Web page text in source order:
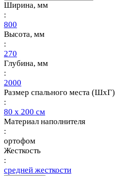
Ширина, мм
:
800
Высота, мм
:
270
Глубина, мм
:
2000
Размер спального места (ШхГ)
:
80 х 200 см
Материал наполнителя
:
ортофом
Жесткость
:
средней жесткости